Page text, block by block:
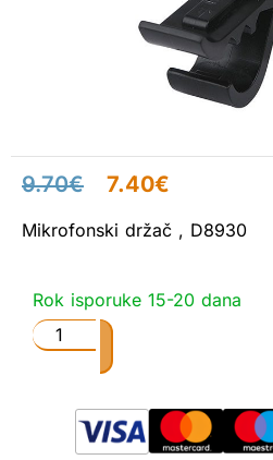
9.70€ 7.40€
Rok isporuke 15-20 dana
Mikrofonski držač , D8930